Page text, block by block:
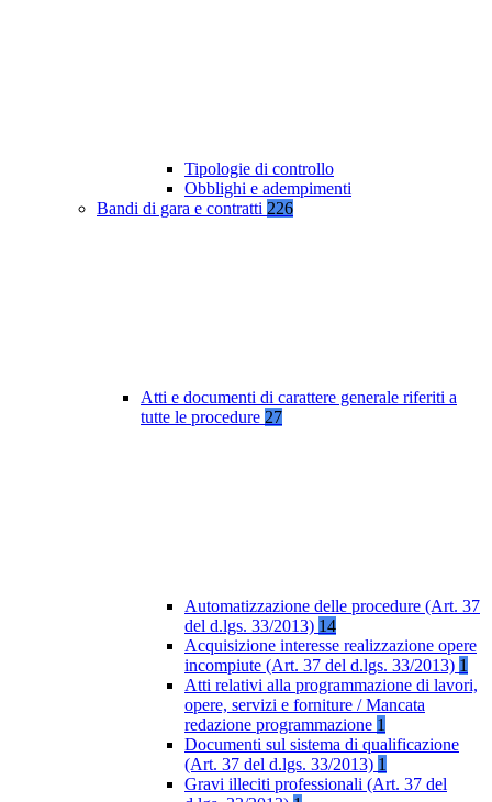
Tipologie di controllo
Obblighi e adempimenti
Bandi di gara e contratti 226
Atti e documenti di carattere generale riferiti a
tutte le procedure 27
Automatizzazione delle procedure (Art. 37
del d.lgs. 33/2013) 14
Acquisizione interesse realizzazione opere
incompiute (Art. 37 del d.lgs. 33/2013) 1
Atti relativi alla programmazione di lavori,
opere, servizi e forniture / Mancata
redazione programmazione 1
Documenti sul sistema di qualificazione
(Art. 37 del d.lgs. 33/2013) 1
Gravi illeciti professionali (Art. 37 del